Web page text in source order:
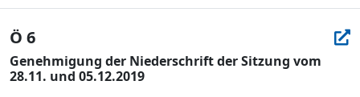
Ö 6
Genehmigung der Niederschrift der Sitzung vom
28.11. und 05.12.2019